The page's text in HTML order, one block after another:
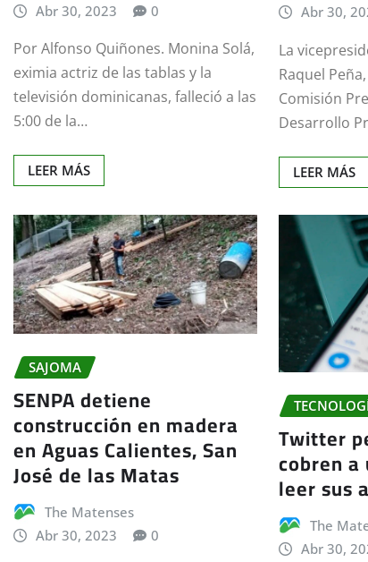
Abr 30, 2023
0
Por Alfonso Quiñones. Monina Solá,
eximia actriz de las tablas y la
televisión dominicanas, falleció a las
5:00 de la…
LEER MÁS
Abr 30,
La
Raquel
Comisión
Desarrollo
LEER MÁS
SAJOMA
SENPA detiene
construcción en madera
en Aguas Calientes, San
José de las Matas
The Matenses
Abr 30, 2023
0
Twitter
cobren
leer sus
The
Abr 30,